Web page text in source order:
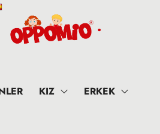
KIZ ERKEK